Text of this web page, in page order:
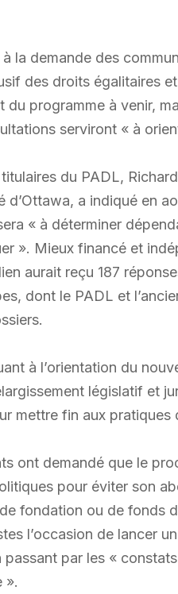
la demande des
des droits égalitaires
du programme à venir,
serviront « à
du PADL,
d’Ottawa, a indiqué en
« à déterminer
». Mieux financé et
aurait reçu 187
dont le PADL et
à l’orientation du
législatif et
mettre fin aux
ont demandé que le
pour éviter son
fondation ou de fonds
l’occasion de lancer
par les «
».